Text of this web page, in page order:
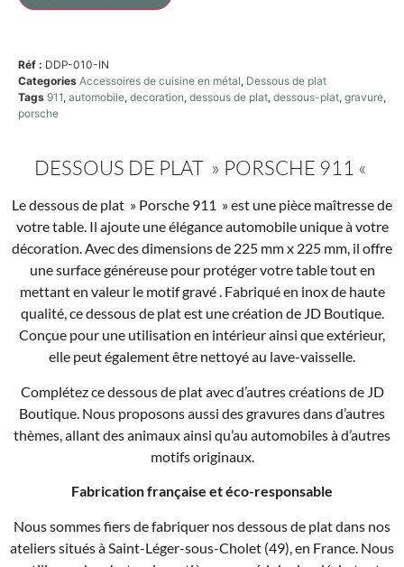
Réf : DDP-010-IN
Categories Accessoires de cuisine en métal, Dessous de plat
Tags 911, automobile, decoration, dessous de plat, dessous-plat, gravure,
porsche
DESSOUS DE PLAT » PORSCHE 911 «
Le dessous de plat » Porsche 911 » est une pièce maîtresse de
votre table. Il ajoute une élégance automobile unique à votre
décoration. Avec des dimensions de 225 mm x 225 mm, il offre
une surface généreuse pour protéger votre table tout en
mettant en valeur le motif gravé . Fabriqué en inox de haute
qualité, ce dessous de plat est une création de JD Boutique.
Conçue pour une utilisation en intérieur ainsi que extérieur,
elle peut également être nettoyé au lave-vaisselle.
Complétez ce dessous de plat avec d’autres créations de JD
Boutique. Nous proposons aussi des gravures dans d’autres
thèmes, allant des animaux ainsi qu’au automobiles à d’autres
motifs originaux.
Fabrication française et éco-responsable
Nous sommes fiers de fabriquer nos dessous de plat dans nos
ateliers situés à Saint-Léger-sous-Cholet (49), en France. Nous